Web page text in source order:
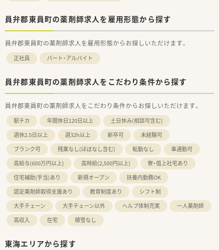
員弁郡東員町の薬剤師求人を雇用形態から探す
員弁郡東員町の薬剤師求人を雇用形態からお探しいただけます。
正社員 パート・アルバイト
員弁郡東員町の薬剤師求人をこだわり条件から探す
員弁郡東員町の薬剤師求人をこだわり条件からお探しいただけます。
駅チカ 年間休日120日以上
土日休み(相談可含む)
週休2.5日以上
週32h以上 新卒可
未経験可
ブランク可
残業なし(ほぼなし含む) 転勤なし
車通勤可
高給与(600万円以上)
高時給(2,500円以上)
寮・借上社宅あり
住宅補助(手当)あり
新規オープン
扶養内勤務OK
認定薬剤師取得支援あり
教育制度あり
シフト制
大手チェーン
大手チェーン以外 ヘルプ体制充実
一人薬剤師
高収入
在宅 積雪なし
東海エリアから探す